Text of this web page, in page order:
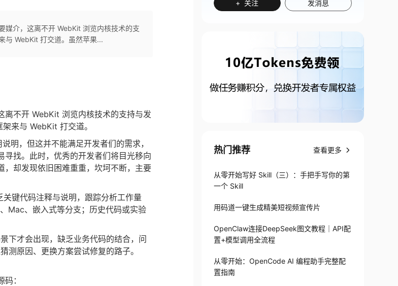
媒介，这离不开 WebKit 浏览内核技术的支
与 WebKit 打交道。虽然苹果...
离不开 WebKit 浏览内核技术的支持与发
来与 WebKit 打交道。
明，但这并不能满足开发者们的需求，
找。此时，优秀的开发者们将目光移向
却发现依旧困难重重，坎坷不断，主要
键代码注释与说明，跟踪分析工作量
Mac、嵌入式等分支；历史代码或实验
下才会出现，缺乏业务代码的结合，问
测原因、更换方案尝试修复的路子。
：
+ 关注 发消息
热门推荐 查看更多
从零开始写好 Skill（三）：手把手写你的第
一个 Skill
用码道一键生成精美短视频宣传片
OpenClaw连接DeepSeek图文教程｜API配
置+模型调用全流程
从零开始：OpenCode AI 编程助手完整配
置指南